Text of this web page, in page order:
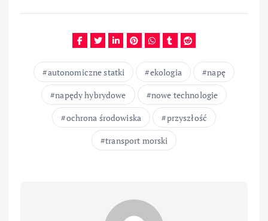
autonomiczne statki ekologia
napę
napędy hybrydowe
nowe technologie
ochrona środowiska
przyszłość
transport morski